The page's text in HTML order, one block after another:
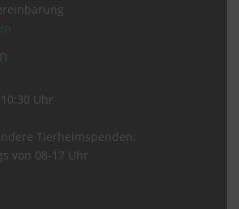
Uhr
Tierheimspenden:
von 08-17 Uhr